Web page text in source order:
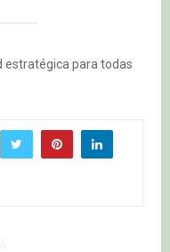
estratégica para todas